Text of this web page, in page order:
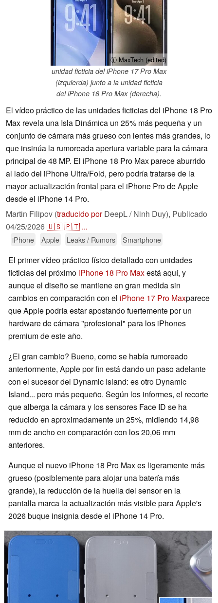
ⓘ MaxTech (edited)
unidad ficticia del iPhone 17 Pro Max
(izquierda) junto a la unidad ficticia
del iPhone 18 Pro Max (derecha).
El vídeo práctico de las unidades ficticias del iPhone 18 Pro
Max revela una Isla Dinámica un 25% más pequeña y un
conjunto de cámara más grueso con lentes más grandes, lo
que insinúa la rumoreada apertura variable para la cámara
principal de 48 MP. El iPhone 18 Pro Max parece aburrido
al lado del iPhone Ultra/Fold, pero podría tratarse de la
mayor actualización frontal para el iPhone Pro de Apple
desde el iPhone 14 Pro.
Martin Filipov (traducido porDeepL / Ninh Duy), Publicado
04/25/2026🇺🇸🇵🇹 ...
iPhone Apple Leaks / Rumors Smartphone
El primer vídeo práctico físico detallado con unidades
ficticias del próximo iPhone 18 Pro Maxestá aquí, y
aunque el diseño se mantiene en gran medida sin
cambios en comparación con el iPhone 17 Pro Maxparece
que Apple podría estar apostando fuertemente por un
hardware de cámara "profesional" para los iPhones
premium de este año.
¿El gran cambio? Bueno, como se había rumoreado
anteriormente, Apple por fin está dando un paso adelante
con el sucesor del Dynamic Island: es otro Dynamic
Island... pero más pequeño. Según los informes, el recorte
que alberga la cámara y los sensores Face ID se ha
reducido en aproximadamente un 25%, midiendo 14,98
mm de ancho en comparación con los 20,06 mm
anteriores.
Aunque el nuevo iPhone 18 Pro Max es ligeramente más
grueso (posiblemente para alojar una batería más
grande), la reducción de la huella del sensor en la
pantalla marca la actualización más visible para Apple's
2026 buque insignia desde el iPhone 14 Pro.